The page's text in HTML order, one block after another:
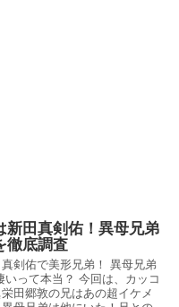
新田真剣佑！異母兄弟
徹底調査
剣佑で美形兄弟！ 異母兄弟
って本当？ 今回は、カッコ
田郷敦の兄はあの超イケメ